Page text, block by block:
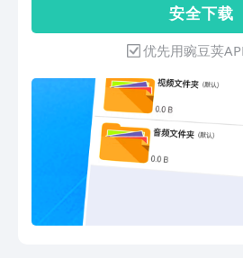
密。加密的私密视
件播放不了。真正
者
安 全 下 载
优先用豌豆荚